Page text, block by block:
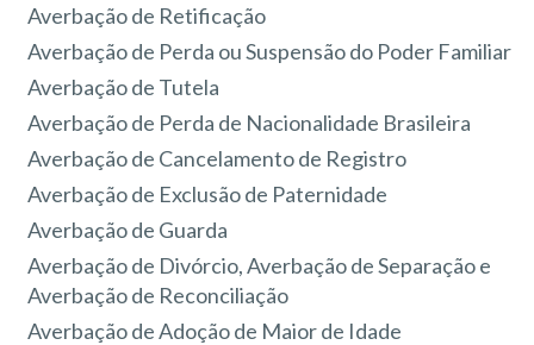
Averbação de Retificação
Averbação de Perda ou Suspensão do Poder Familiar
Averbação de Tutela
Averbação de Perda de Nacionalidade Brasileira
Averbação de Cancelamento de Registro
Averbação de Exclusão de Paternidade
Averbação de Guarda
Averbação de Divórcio, Averbação de Separação e
Averbação de Reconciliação
Averbação de Adoção de Maior de Idade